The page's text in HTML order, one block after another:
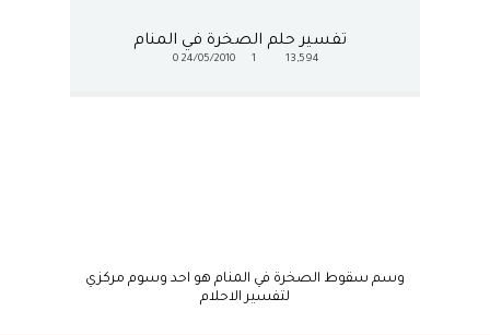
تفسير حلم الصخرة في المنام
13,594
24/05/2010
0
وسم سقوط الصخرة في المنام هو احد وسوم مركزي
لتفسير الاحلام